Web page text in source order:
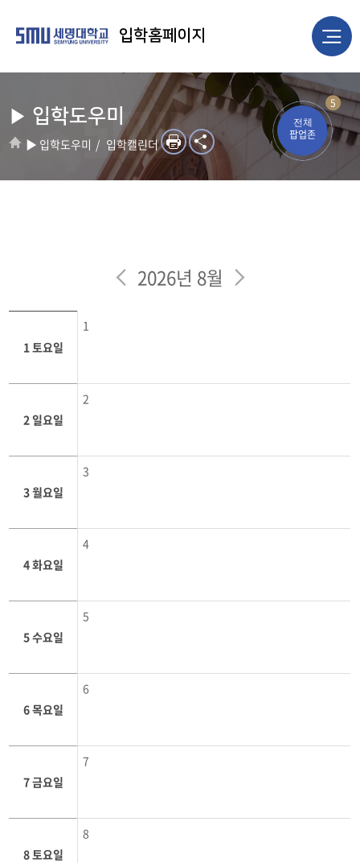
5
전체
팝업존
입학홈페이지
▶ 입학도우미
▶ 입학도우미 입학캘린더
2026년 8월
1 토요일
1
2 일요일
2
3 월요일
3
4 화요일
4
5 수요일
5
6 목요일
6
7 금요일
7
8 토요일
8